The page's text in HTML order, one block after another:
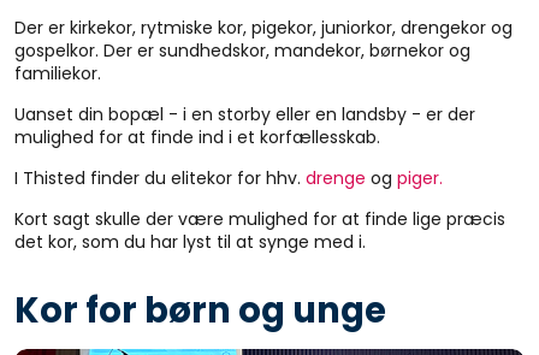
Der er kirkekor, rytmiske kor, pigekor, juniorkor, drengekor og
gospelkor. Der er sundhedskor, mandekor, børnekor og
familiekor.
Uanset din bopæl - i en storby eller en landsby - er der
mulighed for at finde ind i et korfællesskab.
I Thisted finder du elitekor for hhv. drenge og piger.
Kort sagt skulle der være mulighed for at finde lige præcis
det kor, som du har lyst til at synge med i.
Kor for børn og unge